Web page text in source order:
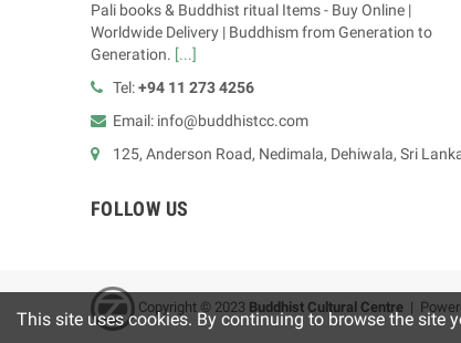
Pali books & Buddhist ritual Items - Buy Online |
Worldwide Delivery | Buddhism from Generation to
Generation. [...]
Tel:+94 11 273 4256
Email: info@buddhistcc.com
125, Anderson Road, Nedimala, Dehiwala, Sri
FOLLOW US
Copyright © 2023 Buddhist Cultural Centre |
This site uses cookies. By continuing to browse the site